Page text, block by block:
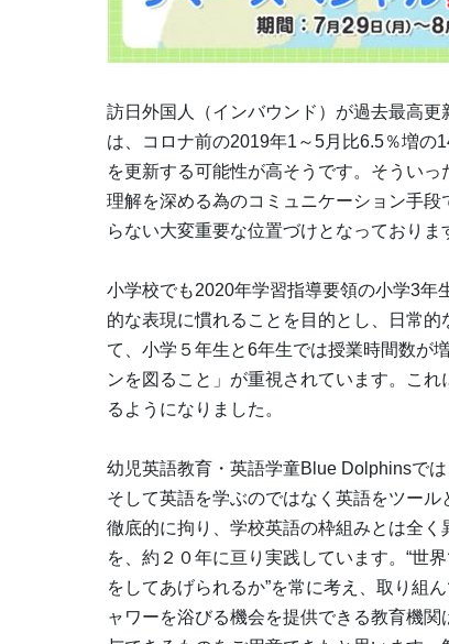
訪日外国人（インバウンド）が過去最高
は、コロナ前の2019年1～5月比6.5％増の
を更新する可能性が高そうです。そうい
理解を深める為のコミュニケーション手
らない大変重要な位置づけとなっておりま
小学校でも2020年学習指導要領の小学3年
的な表現に慣れることを目的とし、日常
て、小学５年生と6年生では授業時間数が
ンを図ること」が重視されています。こ
るようになりました。
幼児英語教育・英語学童Blue Dolphinsで
そして英語を学ぶのではなく英語をツー
徹底的に拘り、学校英語の枠組みとは全
を、約２０年に亘り実践しています。“世
をしてあげられるか”を常に考え、取り組
ャワーを浴びる機会を提供できる教育機